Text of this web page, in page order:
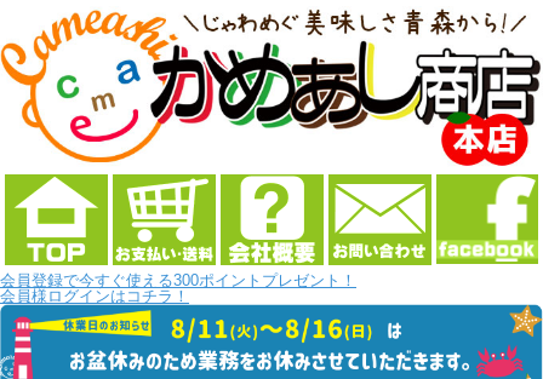
会員登録で今すぐ使える300ポイントプレゼント！
会員様ログインはコチラ！